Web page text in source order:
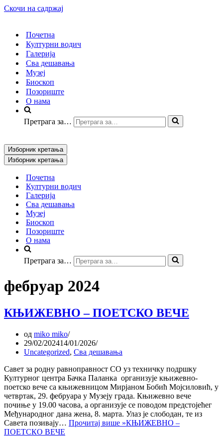
Скочи на садржај
Почетна
Културни водич
Галерија
Сва дешавања
Музеј
Биоскоп
Позориште
О нама
Претрага за…
Изборник кретања
Изборник кретања
Почетна
Културни водич
Галерија
Сва дешавања
Музеј
Биоскоп
Позориште
О нама
Претрага за…
фебруар 2024
КЊИЖЕВНО – ПОЕТСКО ВЕЧЕ
од miko miko
29/02/202414/01/2026
Uncategorized, Сва дешавања
Савет за родну равноправност СО уз техничку подршку
Културног центра Бачка Паланка организује књижевно-
поетско вече са књижевницом Мирјаном Бобић Мојсиловић, у
четвртак, 29. фебруара у Музеју града. Књижевно вече
почиње у 19.00 часова, а организује се поводом предстојећег
Међународног дана жена, 8. марта. Улаз је слободан, те из
Савета позивају… Прочитај више »КЊИЖЕВНО –
ПОЕТСКО ВЕЧЕ